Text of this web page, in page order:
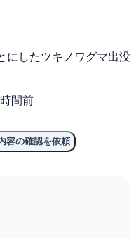
にしたツキノワグマ出没
間前
容の確認を依頼